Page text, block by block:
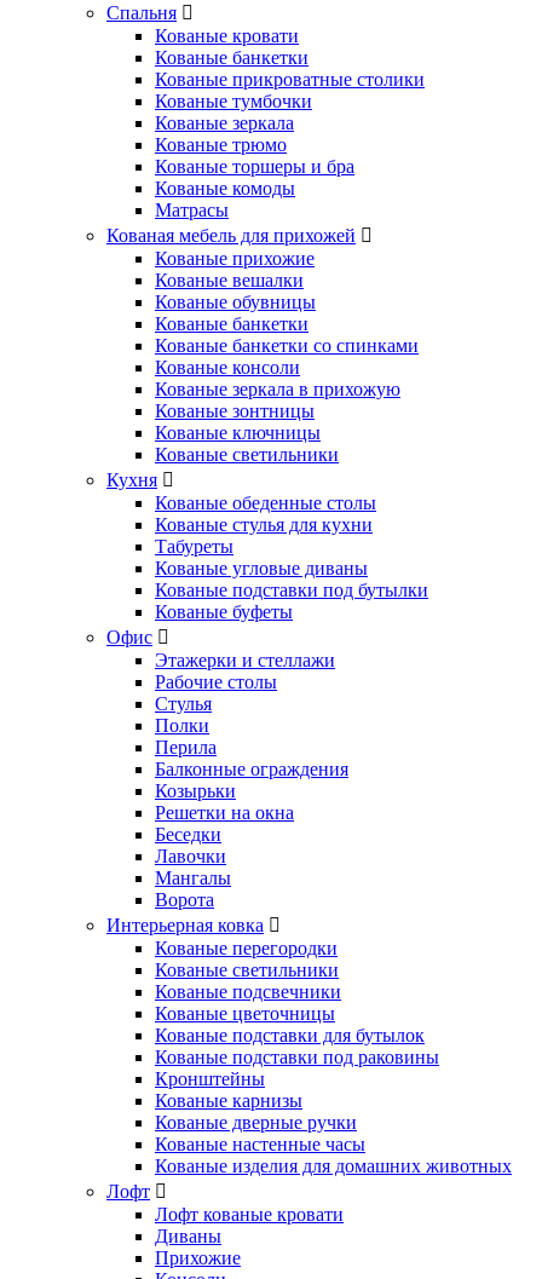
Спальня
Кованые кровати
Кованые банкетки
Кованые прикроватные столики
Кованые тумбочки
Кованые зеркала
Кованые трюмо
Кованые торшеры и бра
Кованые комоды
Матрасы
Кованая мебель для прихожей
Кованые прихожие
Кованые вешалки
Кованые обувницы
Кованые банкетки
Кованые банкетки со спинками
Кованые консоли
Кованые зеркала в прихожую
Кованые зонтницы
Кованые ключницы
Кованые светильники
Кухня
Кованые обеденные столы
Кованые стулья для кухни
Табуреты
Кованые угловые диваны
Кованые подставки под бутылки
Кованые буфеты
Офис
Этажерки и стеллажи
Рабочие столы
Стулья
Полки
Перила
Балконные ограждения
Козырьки
Решетки на окна
Беседки
Лавочки
Мангалы
Ворота
Интерьерная ковка
Кованые перегородки
Кованые светильники
Кованые подсвечники
Кованые цветочницы
Кованые подставки для бутылок
Кованые подставки под раковины
Кронштейны
Кованые карнизы
Кованые дверные ручки
Кованые настенные часы
Кованые изделия для домашних животных
Лофт
Лофт кованые кровати
Диваны
Прихожие